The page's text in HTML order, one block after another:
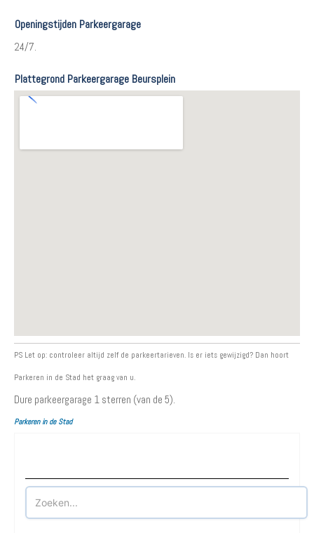
Openingstijden Parkeergarage
24/7.
Plattegrond Parkeergarage Beursplein
PS Let op: controleer altijd zelf de parkeertarieven. Is er iets gewijzigd? Dan hoort
Parkeren in de Stad het graag van u.
Dure parkeergarage 1 sterren (van de 5).
Parkeren in de Stad